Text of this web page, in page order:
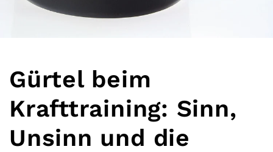
Gürtel beim
Krafttraining: Sinn,
Unsinn und die